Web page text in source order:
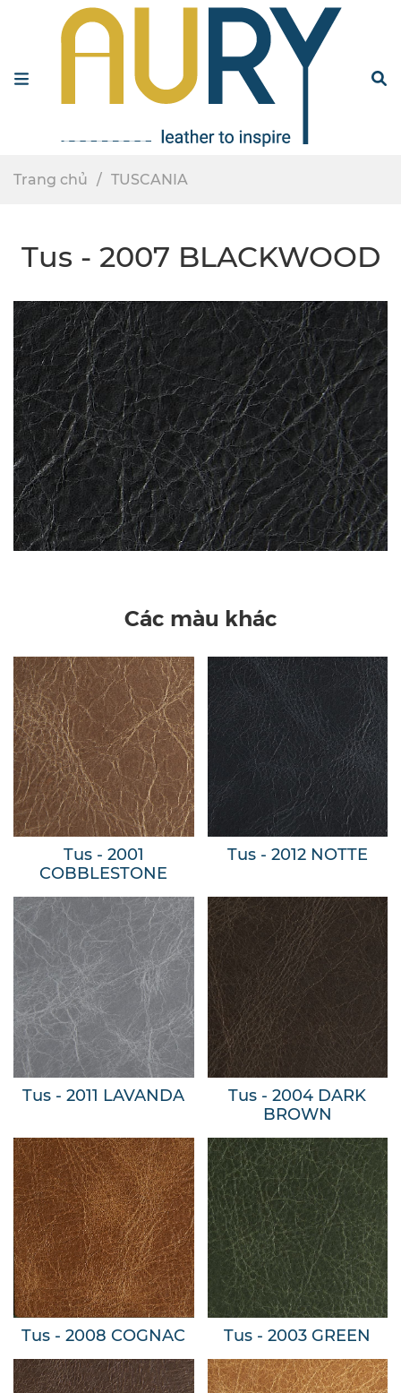
Trang chủ TUSCANIA
Tus - 2007 BLACKWOOD
Các màu khác
Tus - 2001
COBBLESTONE
Tus - 2012 NOTTE
Tus - 2011 LAVANDA
Tus - 2004 DARK
BROWN
Tus - 2008 COGNAC Tus - 2003 GREEN